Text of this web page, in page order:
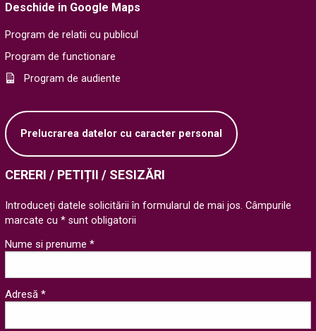
Deschide in Google Maps
Program de relatii cu publicul
Program de functionare
Program de audiente
Prelucrarea datelor cu caracter personal
CERERI / PETIȚII / SESIZĂRI
Introduceți datele solicitării în formularul de mai jos. Câmpurile
marcate cu * sunt obligatorii
Nume si prenume *
Adresă *